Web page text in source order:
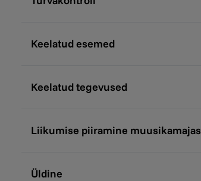
Keelatud esemed
Keelatud tegevused
Liikumise piiramine muusikamajas
Üldine